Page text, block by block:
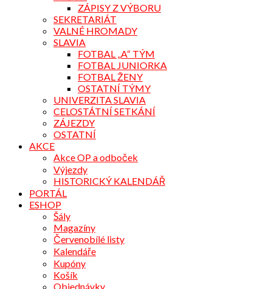
ZÁPISY Z VÝBORU
SEKRETARIÁT
VALNÉ HROMADY
SLAVIA
FOTBAL „A“ TÝM
FOTBAL JUNIORKA
FOTBAL ŽENY
OSTATNÍ TÝMY
UNIVERZITA SLAVIA
CELOSTÁTNÍ SETKÁNÍ
ZÁJEZDY
OSTATNÍ
AKCE
Akce OP a odboček
Výjezdy
HISTORICKÝ KALENDÁŘ
PORTÁL
ESHOP
Šály
Magazíny
Červenobílé listy
Kalendáře
Kupóny
Košík
Objednávky